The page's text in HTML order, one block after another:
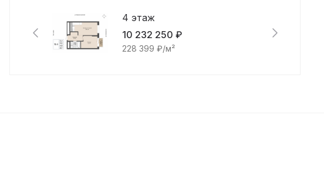
4 этаж
10 232 250 ₽
228 399 ₽/м²